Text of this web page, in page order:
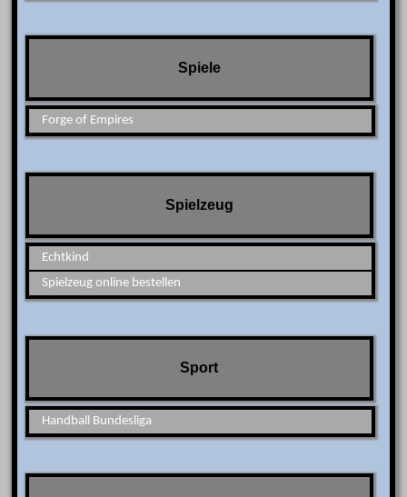
Spiele
Forge of Empires
Spielzeug
Echtkind
Spielzeug online bestellen
Sport
Handball Bundesliga